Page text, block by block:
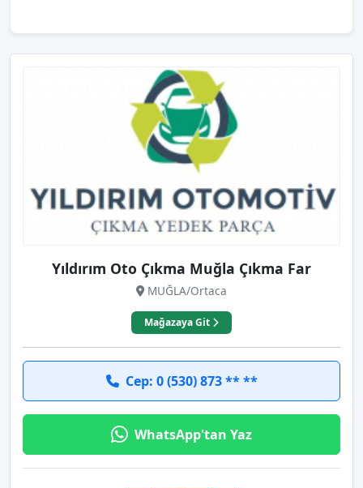
Yıldırım Oto Çıkma Muğla Çıkma Far
MUĞLA/Ortaca
Mağazaya Git
Cep: 0 (530) 873 ** **
WhatsApp'tan Yaz